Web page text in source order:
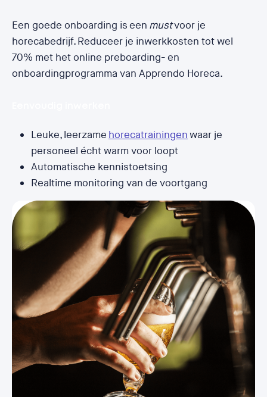
Een goede onboarding is een mustvoor je
horecabedrijf. Reduceer je inwerkkosten tot wel
70% met het online preboarding- en
onboardingprogramma van Apprendo Horeca.
Leuke, leerzame horecatrainingenwaar je
personeel écht warm voor loopt
Automatische kennistoetsing
Realtime monitoring van de voortgang